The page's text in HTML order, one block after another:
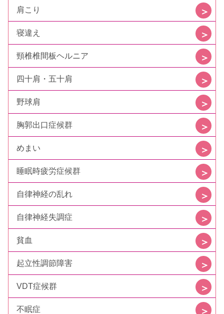
肩こり
寝違え
頸椎椎間板ヘルニア
四十肩・五十肩
野球肩
胸郭出口症候群
めまい
睡眠時疲労症候群
自律神経の乱れ
自律神経失調症
貧血
起立性調節障害
VDT症候群
不眠症